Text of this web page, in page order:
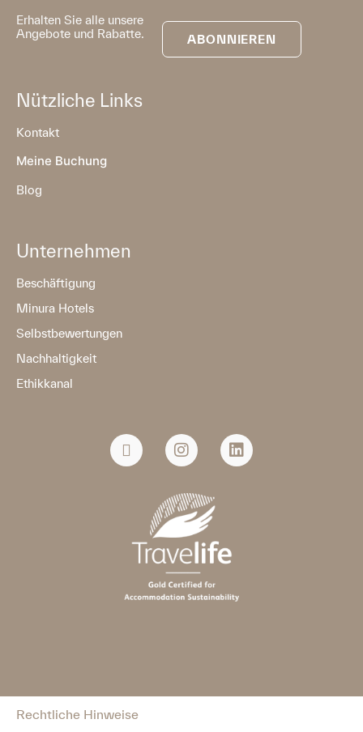
Erhalten Sie alle unsere
Angebote und Rabatte.
ABONNIEREN
Nützliche Links
Kontakt
Meine Buchung
Blog
Unternehmen
Beschäftigung
Minura Hotels
Selbstbewertungen
Nachhaltigkeit
Ethikkanal
Rechtliche Hinweise